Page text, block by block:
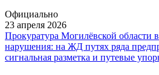
Официально
23 апреля 2026
Прокуратура Могилёвской области
нарушения: на ЖД путях ряда
сигнальная разметка и путевые